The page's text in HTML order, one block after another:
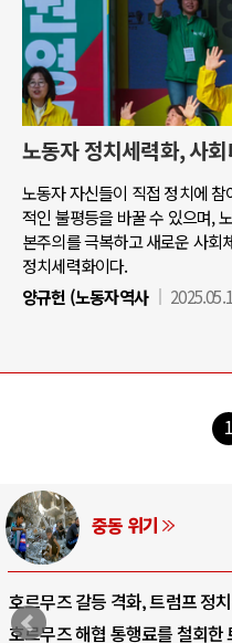
노동자 정치세력화, 사
노동자 자신들이 직접 정치에
적인 불평등을 바꿀 수 있으며,
본주의를 극복하고 새로운 사회
정치세력화이다.
양규헌 (노동자역사
1
AI와 인간
중국 AI, 저가 공세로 글로벌 토
AI 국부펀드 구상 놓고 미국 진